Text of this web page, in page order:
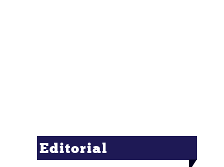
Editorial